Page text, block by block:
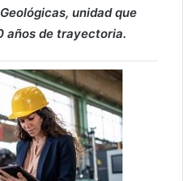
unidad que
años de trayectoria.